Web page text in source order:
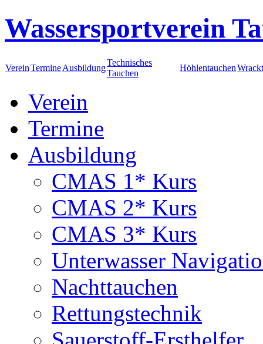
Wassersportverein
VereinTermineAusbildung
Technisches
Tauchen
Höhlentauchen
Verein
Termine
Ausbildung
CMAS 1* Kurs
CMAS 2* Kurs
CMAS 3* Kurs
Unterwasser
Nachttauchen
Rettungstechnik